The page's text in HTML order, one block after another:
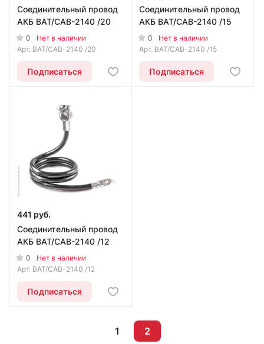
Соединительный провод
АКБ BAT/CAB-2140 /20
0
Нет в наличии
Арт. BAT/CAB-2140 /20
Подписаться
Соединительный провод
АКБ BAT/CAB-2140 /15
0
Нет в наличии
Арт. BAT/CAB-2140 /15
Подписаться
441 руб.
Соединительный провод
АКБ BAT/CAB-2140 /12
0
Нет в наличии
Арт. BAT/CAB-2140 /12
Подписаться
1 2